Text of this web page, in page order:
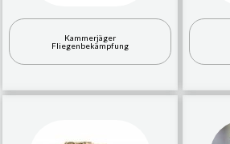
Kammerjäger
Fliegenbekämpfung